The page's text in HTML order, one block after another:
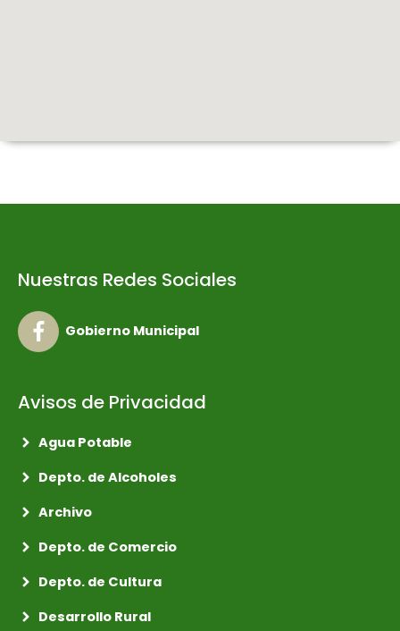
Nuestras Redes Sociales
Gobierno Municipal
Avisos de Privacidad
Agua Potable
Depto. de Alcoholes
Archivo
Depto. de Comercio
Depto. de Cultura
Desarrollo Rural